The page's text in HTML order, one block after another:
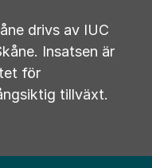
drivs av IUC
Insatsen är
för
tillväxt.